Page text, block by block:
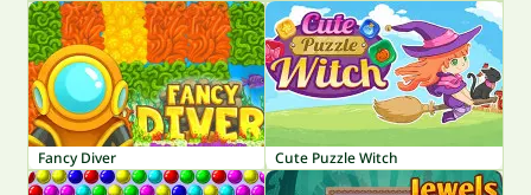
Fancy Diver Cute Puzzle Witch